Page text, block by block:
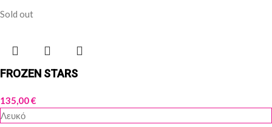
Sold out
FROZEN STARS
135,00€
Λευκό